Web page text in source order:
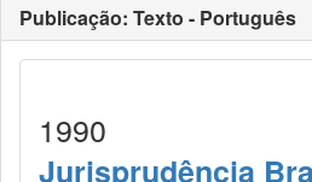
Publicação: Texto - Português
1990
Jurisprudência